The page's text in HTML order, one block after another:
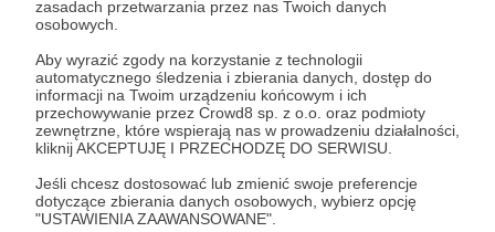
zasadach przetwarzania przez nas Twoich danych
osobowych.
Aby wyrazić zgody na korzystanie z technologii
automatycznego śledzenia i zbierania danych, dostęp do
informacji na Twoim urządzeniu końcowym i ich
przechowywanie przez Crowd8 sp. z o.o. oraz podmioty
zewnętrzne, które wspierają nas w prowadzeniu działalności,
kliknij AKCEPTUJĘ I PRZECHODZĘ DO SERWISU.
Jeśli chcesz dostosować lub zmienić swoje preferencje
dotyczące zbierania danych osobowych, wybierz opcję
"USTAWIENIA ZAAWANSOWANE".
filmy historyczne podróż podróże historia
historyczny top
Udostępnij